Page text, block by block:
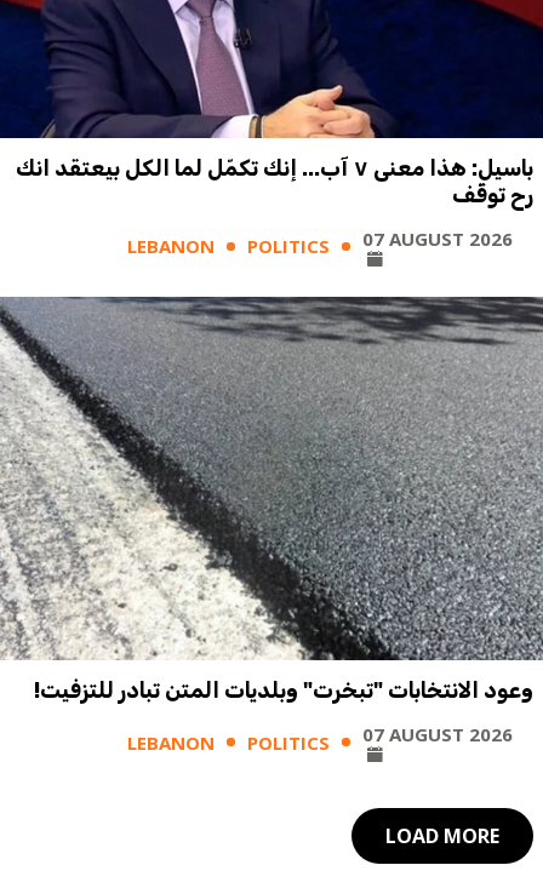
باسيل: هذا معنى ٧ آب... إنك تكمّل لما الكل بيعتقد انك
رح توقّف
LEBANON POLITICS 07 AUGUST 2026
وعود الانتخابات "تبخرت" وبلديات المتن تبادر للتزفيت!
LEBANON POLITICS 07 AUGUST 2026
LOAD MORE